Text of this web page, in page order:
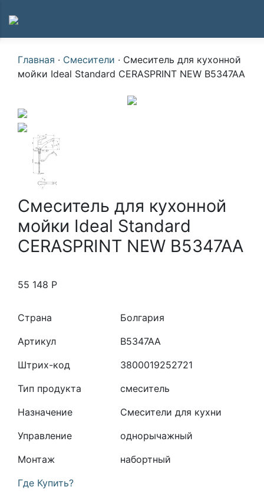
Главная · Смесители · Смеситель для кухонной
мойки Ideal Standard CERASPRINT NEW B5347AA
Смеситель для кухонной
мойки Ideal Standard
CERASPRINT NEW B5347AA
55 148 Р
Страна
Болгария
Артикул
B5347AA
Штрих-код
3800019252721
Тип продукта
смеситель
Назначение
Смесители для кухни
Управление
однорычажный
Монтаж
набортный
Где Купить?